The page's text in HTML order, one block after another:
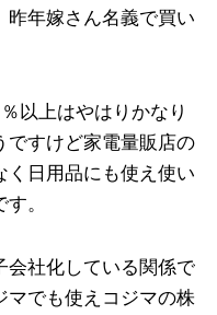
昨年嫁さん名義で買い
以上はやはりかなり
ですけど家電量販店の
日用品にも使え使い
。
会社化している関係で
マでも使えコジマの株